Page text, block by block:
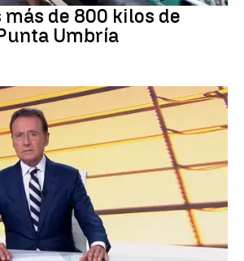
de 800 kilos de
Umbría